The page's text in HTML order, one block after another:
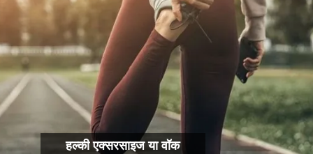
हल्की एक्सरसाइज या वॉक